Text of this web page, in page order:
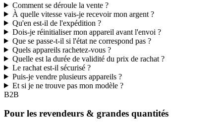
Comment se déroule la vente ?
À quelle vitesse vais-je recevoir mon argent ?
Qu'en est-il de l'expédition ?
Dois-je réinitialiser mon appareil avant l'envoi ?
Que se passe-t-il si l'état ne correspond pas ?
Quels appareils rachetez-vous ?
Quelle est la durée de validité du prix de rachat ?
Le rachat est-il sécurisé ?
Puis-je vendre plusieurs appareils ?
Et si je ne trouve pas mon modèle ?
B2B
Pour les revendeurs & grandes quantités